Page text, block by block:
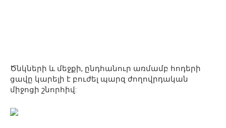
Ծնկների և մեջքի, ընդհանուր առմամբ հոդերի
ցավը կարելի է բուժել պարզ ժողովրդական
միջոցի շնորհիվ: